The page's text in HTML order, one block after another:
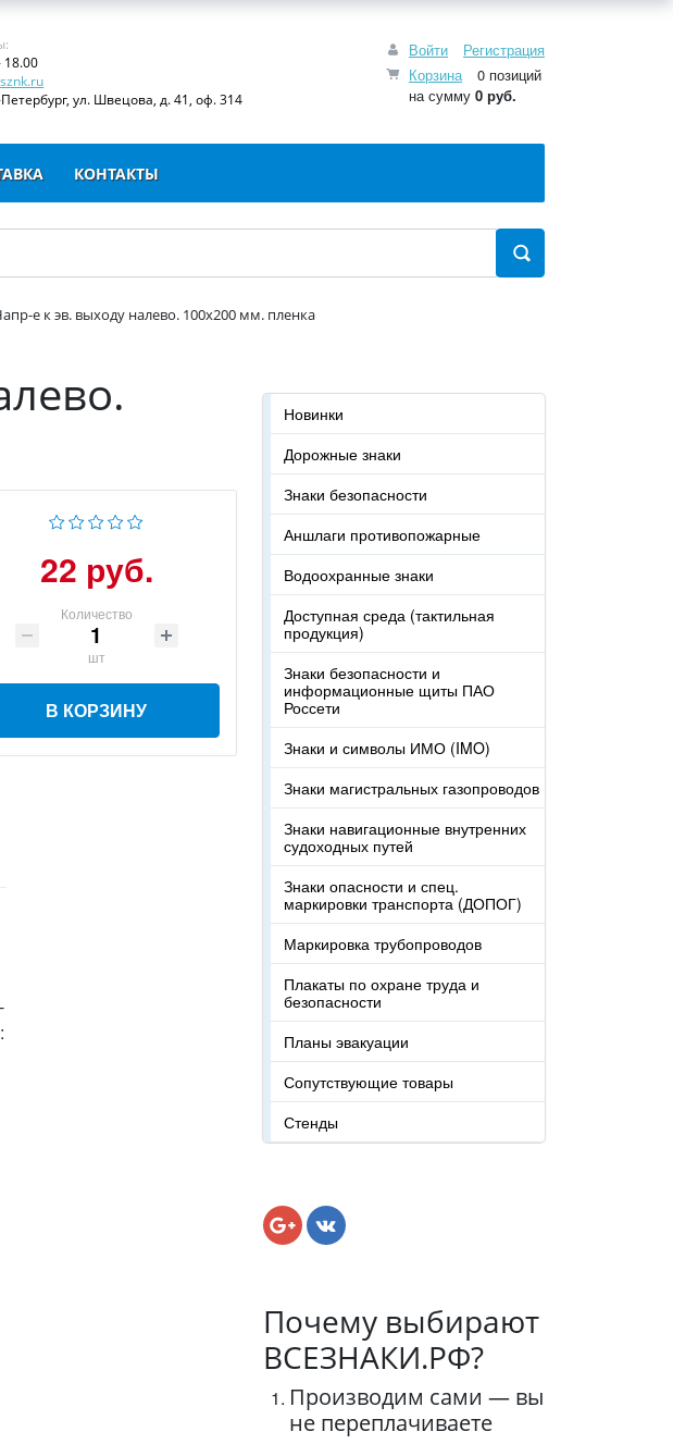
Войти
Регистрация
Корзина
0 позиций
на сумму 0 руб.
18.00
ул. Швецова, д. 41, оф. 314
КОНТАКТЫ
е к эв. выходу налево. 100x200 мм. пленка
22 руб.
Количество
шт
В КОРЗИНУ
Новинки
Дорожные знаки
Знаки безопасности
Аншлаги противопожарные
Водоохранные знаки
Доступная среда (тактильная
продукция)
Знаки безопасности и
информационные щиты ПАО
Россети
Знаки и символы ИМО (IMO)
Знаки магистральных газопроводов
Знаки навигационные внутренних
судоходных путей
Знаки опасности и спец.
маркировки транспорта (ДОПОГ)
Маркировка трубопроводов
Плакаты по охране труда и
безопасности
Планы эвакуации
Сопутствующие товары
Стенды
Почему выбирают
ВСЕЗНАКИ.РФ?
Производим сами — вы
не переплачиваете